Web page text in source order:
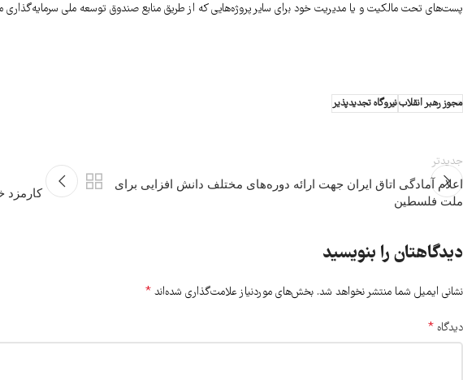
پست‌های تحت مالکیت و یا مدیریت خود برای سایر پروژه‌هایی که از طریق منابع صندوق توسعه ملی
مجوز رهبر انقلابنیروگاه تجدیدپذیر
جدیدتر
اعلام آمادگی اتاق ایران جهت ارائه دوره‌های مختلف دانش افزایی برای
ملت فلسطین
کارمزد
دیدگاهتان را بنویسید
نشانی ایمیل شما منتشر نخواهد شد. بخش‌های موردنیاز علامت‌گذاری شده‌اند *
دیدگاه *